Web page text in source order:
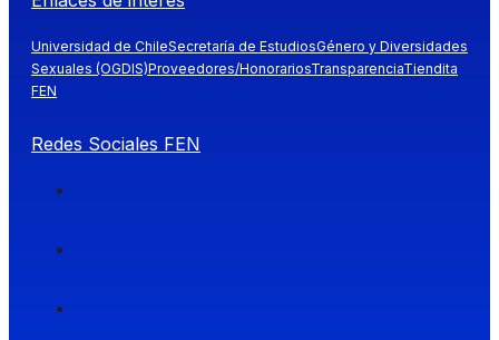
Universidad de ChileSecretaría de EstudiosGénero y Diversidades
Sexuales (OGDIS)Proveedores/HonorariosTransparenciaTiendita
FEN
Redes Sociales FEN